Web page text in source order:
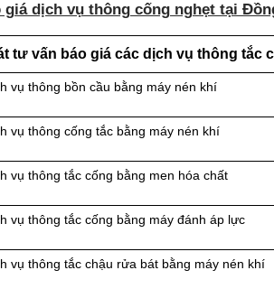
giá dịch vụ thông cống nghẹt tại
tư vấn báo giá các dịch vụ thông tắc
vụ thông bồn cầu bằng máy nén khí
vụ thông cống tắc bằng máy nén khí
vụ thông tắc cống bằng men hóa chất
vụ thông tắc cống bằng máy đánh áp lực
vụ thông tắc chậu rửa bát bằng máy nén khí